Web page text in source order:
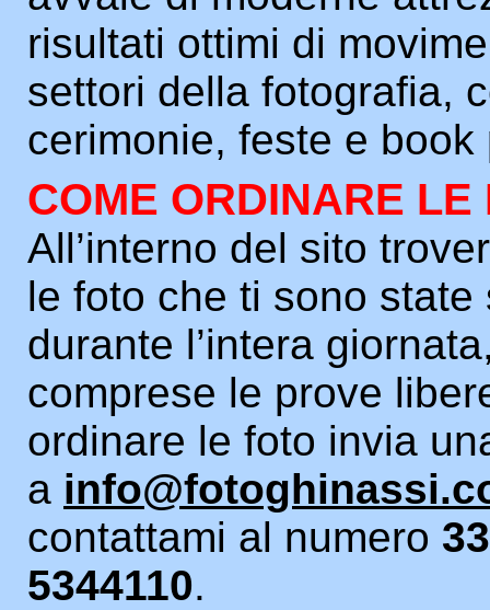
risultati ottimi di
settori della fotografia,
cerimonie, feste e book
COME ORDINARE LE
All’interno del sito
le foto che ti sono state
durante l’intera
comprese le prove
ordinare le foto invia
a
contattami al numero
5344110.